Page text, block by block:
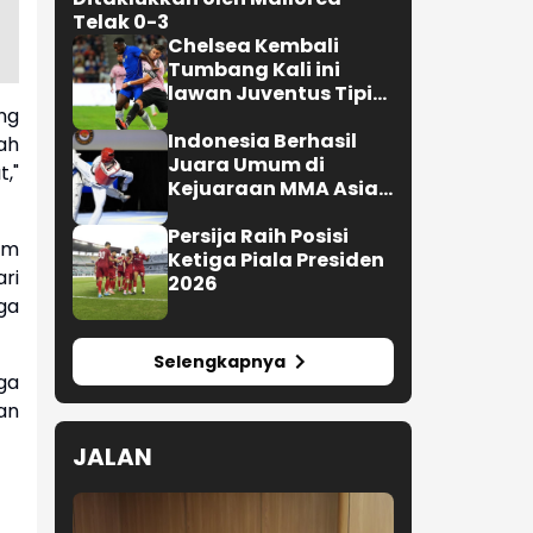
Telak 0-3
Chelsea Kembali
Tumbang Kali ini
lawan Juventus Tipis
Indonesia Berhasil
Juara Umum di
Kejuaraan MMA Asian
Persija Raih Posisi
Ketiga Piala Presiden
2026
Selengkapnya
JALAN